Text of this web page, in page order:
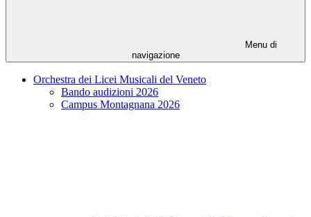
Menu di
navigazione
Orchestra dei Licei Musicali del Veneto
Bando audizioni 2026
Campus Montagnana 2026